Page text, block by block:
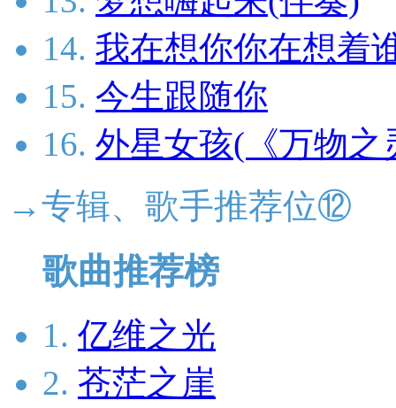
14. 我在想你你在想着
15. 今生跟随你
16. 外星女孩(《万物之
→专辑、歌手推荐位⑫
歌曲推荐榜
1. 亿维之光
2. 苍茫之崖